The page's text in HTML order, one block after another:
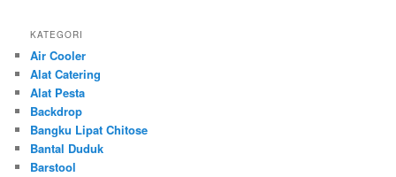
KATEGORI
Air Cooler
Alat Catering
Alat Pesta
Backdrop
Bangku Lipat Chitose
Bantal Duduk
Barstool